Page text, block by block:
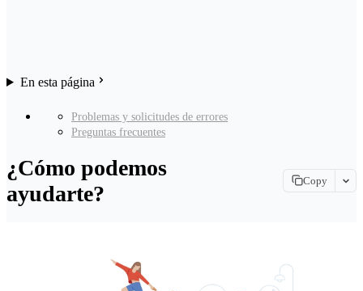
En esta página
Problemas y solicitudes de errores
Preguntas frecuentes
¿Cómo podemos
ayudarte?
Copy